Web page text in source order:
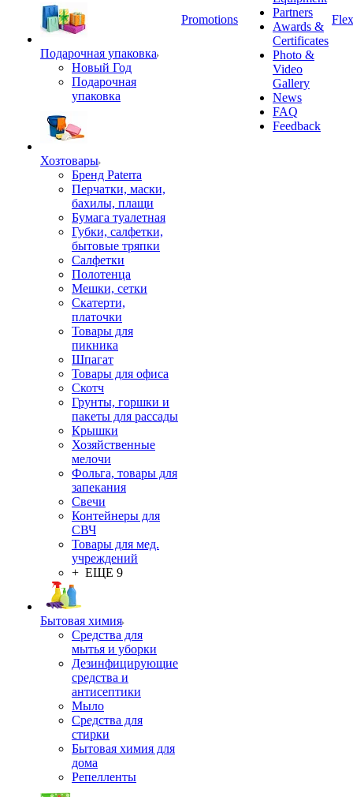
Подарочная упаковка
Новый Год
Подарочная
упаковка
Хозтовары
Бренд Paterra
Перчатки, маски,
бахилы, плащи
Бумага туалетная
Губки, салфетки,
бытовые тряпки
Салфетки
Полотенца
Мешки, сетки
Скатерти,
платочки
Товары для
пикника
Шпагат
Товары для офиса
Скотч
Грунты, горшки и
пакеты для рассады
Крышки
Хозяйственные
мелочи
Фольга, товары для
запекания
Свечи
Контейнеры для
СВЧ
Товары для мед.
учреждений
+ ЕЩЕ 9
Бытовая химия
Средства для
мытья и уборки
Дезинфицирующие
средства и
антисептики
Мыло
Средства для
стирки
Бытовая химия для
дома
Репелленты
Promotions
Partners
Awards &
Certificates
Photo &
Video
Gallery
News
FAQ
Feedback